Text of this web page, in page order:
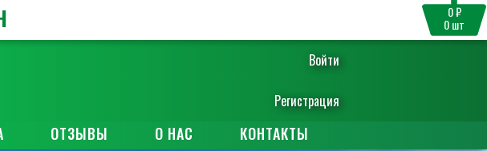
Войти
Регистрация
0 ₽
0шт
ОТЗЫВЫ О НАС КОНТАКТЫ